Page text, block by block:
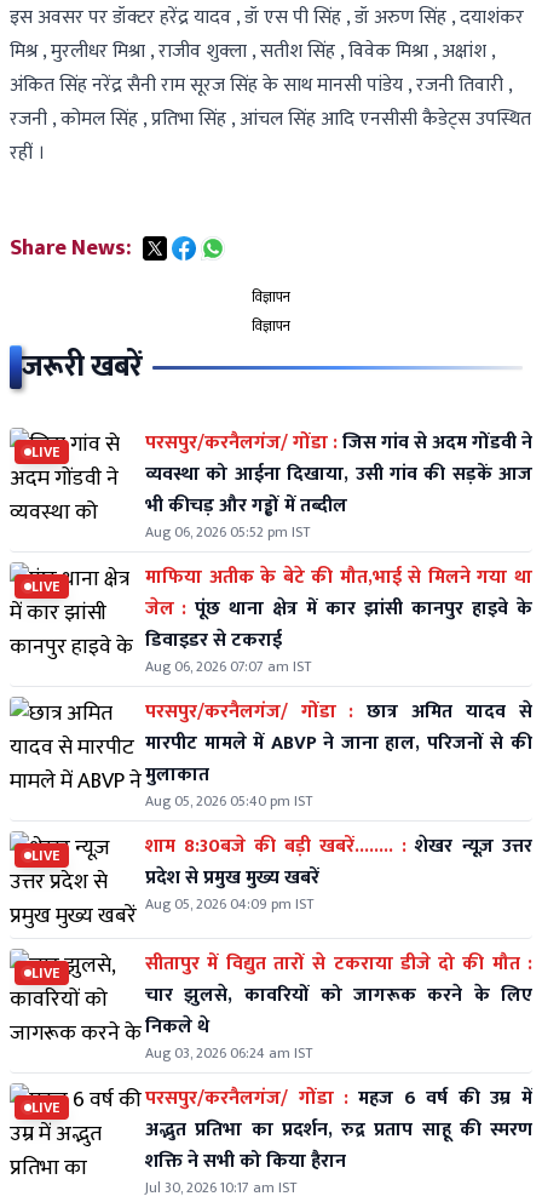
इस अवसर पर डॉक्टर हरेंद्र यादव , डॉ एस पी सिंह , डॉ अरुण सिंह , दयाशंकर
मिश्र , मुरलीधर मिश्रा , राजीव शुक्ला , सतीश सिंह , विवेक मिश्रा , अक्षांश ,
अंकित सिंह नरेंद्र सैनी राम सूरज सिंह के साथ मानसी पांडेय , रजनी तिवारी ,
रजनी , कोमल सिंह , प्रतिभा सिंह , आंचल सिंह आदि एनसीसी कैडेट्स उपस्थित
रहीं ।
Share News:
विज्ञापन
विज्ञापन
जरूरी खबरें
LIVE परसपुर/करनैलगंज/ गोंडा :जिस गांव से अदम गोंडवी ने
व्यवस्था को आईना दिखाया, उसी गांव की सड़कें आज
भी कीचड़ और गड्ढों में तब्दील
Aug 06, 2026 05:52 pm IST
LIVE
माफिया अतीक के बेटे की मौत,भाई से मिलने गया था
जेल : पूंछ थाना क्षेत्र में कार झांसी कानपुर हाइवे के
डिवाइडर से टकराई
Aug 06, 2026 07:07 am IST
परसपुर/करनैलगंज/ गोंडा : छात्र अमित यादव से
मारपीट मामले में ABVP ने जाना हाल, परिजनों से की
मुलाकात
Aug 05, 2026 05:40 pm IST
LIVE शाम 8:30बजे की बड़ी खबरें........ : शेखर न्यूज़ उत्तर
प्रदेश से प्रमुख मुख्य खबरें
Aug 05, 2026 04:09 pm IST
LIVE
सीतापुर में विद्युत तारों से टकराया डीजे दो की मौत :
चार झुलसे, कावरियों को जागरूक करने के लिए
निकले थे
Aug 03, 2026 06:24 am IST
LIVE परसपुर/करनैलगंज/ गोंडा : महज 6 वर्ष की उम्र में
अद्भुत प्रतिभा का प्रदर्शन, रुद्र प्रताप साहू की स्मरण
शक्ति ने सभी को किया हैरान
Jul 30, 2026 10:17 am IST